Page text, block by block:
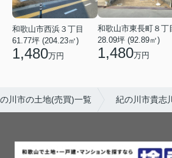
和歌山市西浜３丁目
61.77坪 (204.23㎡)
1,480万円
和歌山市東長町８丁
28.09坪 (92.89㎡)
1,480万円
川市の土地(売買)一覧 紀の川市貴志